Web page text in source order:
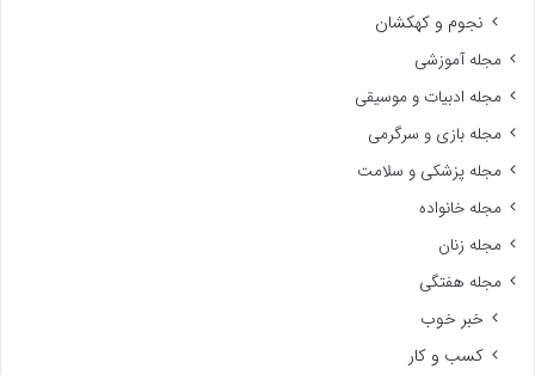
نجوم و کهکشان
مجله آموزشی
مجله ادبیات و موسیقی
مجله بازی و سرگرمی
مجله پزشکی و سلامت
مجله خانواده
مجله زنان
مجله هفتگی
خبر خوب
کسب و کار